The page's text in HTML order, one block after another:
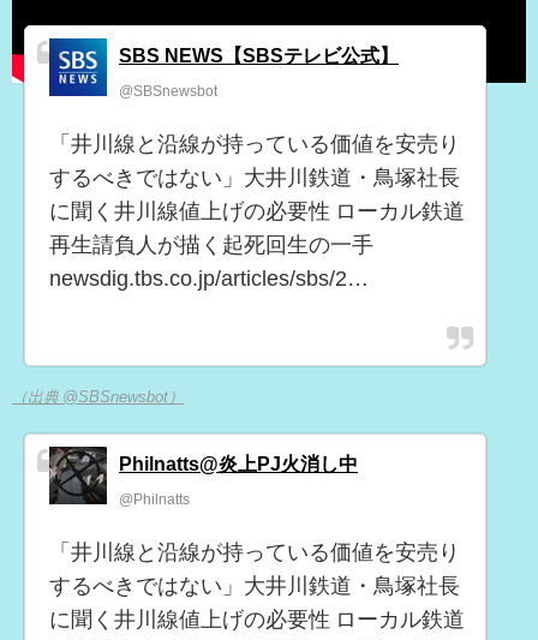
SBS NEWS【SBSテレビ公式】
@SBSnewsbot
「井川線と沿線が持っている価値を安売り
するべきではない」大井川鉄道・鳥塚社長
に聞く井川線値上げの必要性 ローカル鉄道
再生請負人が描く起死回生の一手
newsdig.tbs.co.jp/articles/sbs/2…
（出典 @SBSnewsbot）
Philnatts@炎上PJ火消し中
@Philnatts
「井川線と沿線が持っている価値を安売り
するべきではない」大井川鉄道・鳥塚社長
に聞く井川線値上げの必要性 ローカル鉄道